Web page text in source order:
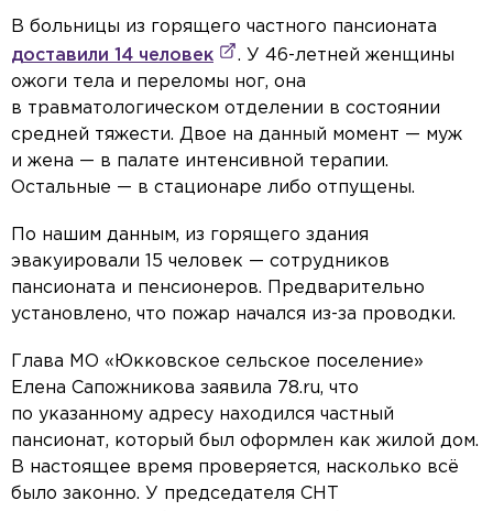
В больницы из горящего частного пансионата
доставили 14 человек
. У 46-летней женщины
ожоги тела и переломы ног, она
в травматологическом отделении в состоянии
средней тяжести. Двое на данный момент — муж
и жена — в палате интенсивной терапии.
Остальные — в стационаре либо отпущены.
По нашим данным, из горящего здания
эвакуировали 15 человек — сотрудников
пансионата и пенсионеров. Предварительно
установлено, что пожар начался из-за проводки.
Глава МО «Юкковское сельское поселение»
Елена Сапожникова заявила 78.ru, что
по указанному адресу находился частный
пансионат, который был оформлен как жилой дом.
В настоящее время проверяется, насколько всё
было законно. У председателя СНТ